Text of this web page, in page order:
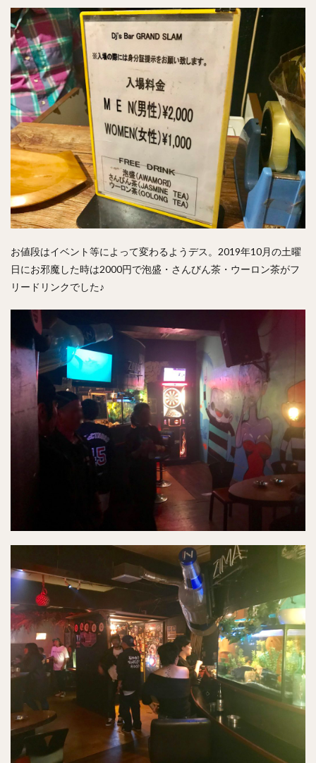
お値段はイベント等によって変わるようデス。2019年10月の土曜
日にお邪魔した時は2000円で泡盛・さんびん茶・ウーロン茶がフ
リードリンクでした♪